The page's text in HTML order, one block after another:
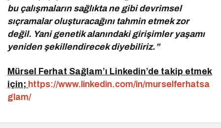
bu çalışmaların sağlıkta ne gibi devrimsel
sıçramalar oluşturacağını tahmin etmek zor
değil. Yani genetik alanındaki girişimler yaşamı
yeniden şekillendirecek diyebiliriz.”
Mürsel Ferhat Sağlam’ı Linkedin’de takip etmek
için; https://www.linkedin.com/in/murselferhatsa
glam/